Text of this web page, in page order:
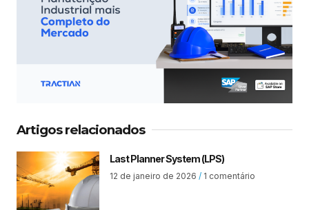
Artigos relacionados
Last Planner System (LPS)
12 de janeiro de 2026 1 comentário